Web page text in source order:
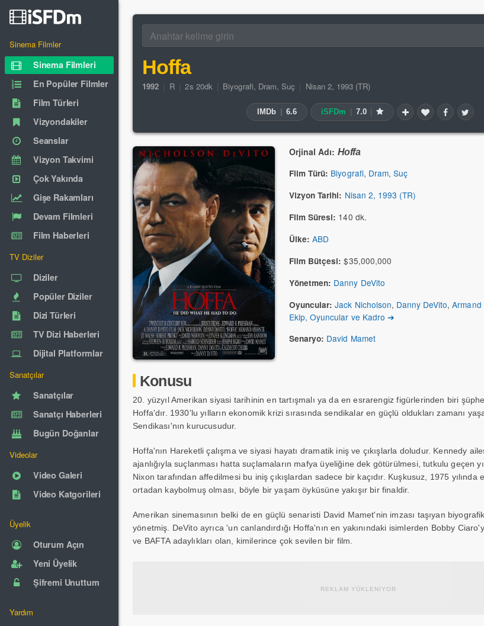
Sinema Filmler
Sinema Filmleri
En Popüler Filmler
Film Türleri
Vizyondakiler
Seanslar
Vizyon Takvimi
Çok Yakında
Gişe Rakamları
Devam Filmleri
Film Haberleri
TV Diziler
Diziler
Popüler Diziler
Dizi Türleri
TV Dizi Haberleri
Dijital Platformlar
Sanatçılar
Sanatçılar
Sanatçı Haberleri
Bugün Doğanlar
Videolar
Video Galeri
Video Katgorileri
Üyelik
Oturum Açın
Yeni Üyelik
Şifremi Unuttum
Yardım
Hoffa
1992 R 2s 20dk Biyografi, Dram, Suç Nisan 2, 1993 (TR)
IMDb 6.6 iSFDm 7.0
Orjinal Adı: Hoffa
Film Türü: Biyografi, Dram, Suç
Vizyon Tarihi: Nisan 2, 1993 (TR)
Film Süresi: 140 dk.
Ülke: ABD
Film Bütçesi: $35,000,000
Yönetmen: Danny DeVito
Oyuncular: Jack Nicholson, Danny DeVito,Armand
Ekip, Oyuncular ve Kadro ➔
Senaryo: David Mamet
Konusu
20. yüzyıl Amerikan siyasi tarihinin en tartışmalı ya da en esrarengiz figürlerinden biri
Hoffa'dır. 1930'lu yılların ekonomik krizi sırasında sendikalar en güçlü oldukları zamanı
Sendikası'nın kurucusudur.
Hoffa'nın Hareketli çalışma ve siyasi hayatı dramatik iniş ve çıkışlarla doludur. Kennedy
ajanlığıyla suçlanması hatta suçlamaların mafya üyeliğine dek götürülmesi, tutkulu geçen
Nixon tarafından affedilmesi bu iniş çıkışlardan sadece bir kaçıdır. Kuşkusuz, 1975 yılında
ortadan kaybolmuş olması, böyle bir yaşam öyküsüne yakışır bir finaldir.
Amerikan sinemasının belki de en güçlü senaristi David Mamet'nin imzası taşıyan
yönetmiş. DeVito ayrıca 'un canlandırdığı Hoffa'nın en yakınındaki isimlerden Bobby
ve BAFTA adaylıkları olan, kimilerince çok sevilen bir film.
REKLAM YÜKLENİYOR